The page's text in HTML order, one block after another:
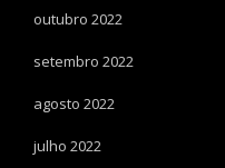
outubro 2022
setembro 2022
agosto 2022
julho 2022